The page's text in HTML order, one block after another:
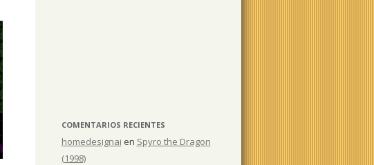
COMENTARIOS RECIENTES
homedesignai en Spyro the Dragon
(1998)